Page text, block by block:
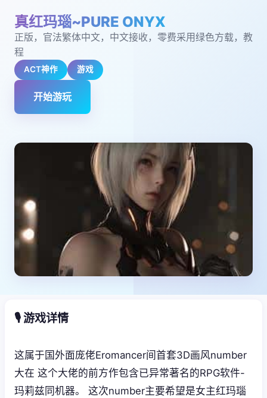
真红玛瑙~PURE ONYX
正版，官法繁体中文，中文接收，零费采用绿色方载，教
程
ACT神作 游戏
开始游玩
🎙️ 游戏详情
这属于国外面庞佬Eromancer间首套3D画风number
大在 这个大佬的前方作包含已异常著名的RPG软件-
玛莉兹同机器。 这次number主要希望是女主红玛瑙